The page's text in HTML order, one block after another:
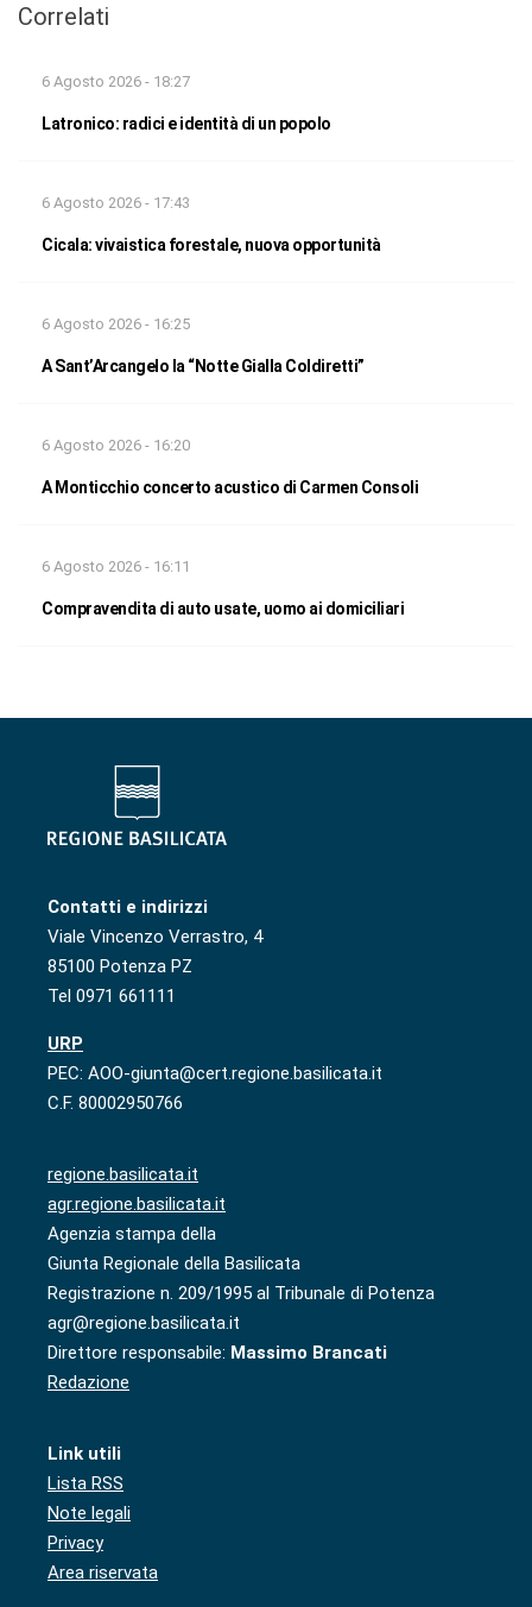
Correlati
6 Agosto 2026 - 18:27
Latronico: radici e identità di un popolo
6 Agosto 2026 - 17:43
Cicala: vivaistica forestale, nuova opportunità
6 Agosto 2026 - 16:25
A Sant’Arcangelo la “Notte Gialla Coldiretti”
6 Agosto 2026 - 16:20
A Monticchio concerto acustico di Carmen Consoli
6 Agosto 2026 - 16:11
Compravendita di auto usate, uomo ai domiciliari
Contatti e indirizzi
Viale Vincenzo Verrastro, 4
85100 Potenza PZ
Tel 0971 661111
URP
PEC: AOO-giunta@cert.regione.basilicata.it
C.F. 80002950766
regione.basilicata.it
agr.regione.basilicata.it
Agenzia stampa della
Giunta Regionale della Basilicata
Registrazione n. 209/1995 al Tribunale di Potenza
agr@regione.basilicata.it
Direttore responsabile: Massimo Brancati
Redazione
Link utili
Lista RSS
Note legali
Privacy
Area riservata